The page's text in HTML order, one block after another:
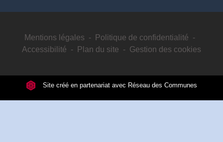
Mentions légales - Politique de confidentialité -
Accessibilité - Plan du site - Gestion des cookies
Site créé en partenariat avec Réseau des Communes